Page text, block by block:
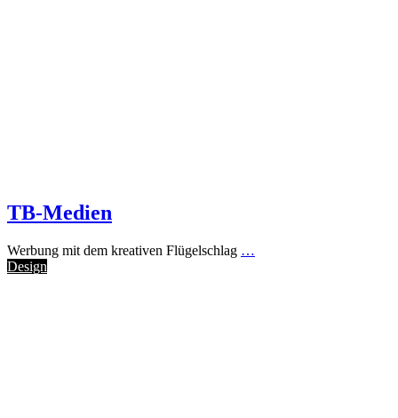
TB-Medien
Werbung mit dem kreativen Flügelschlag …
Design